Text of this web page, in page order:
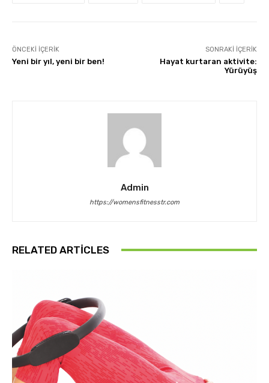
ÖNCEKI İÇERIK
Yeni bir yıl, yeni bir ben!
SONRAKI İÇERIK
Hayat kurtaran aktivite:
Yürüyüş
Admin
https://womensfitnesstr.com
RELATED ARTICLES